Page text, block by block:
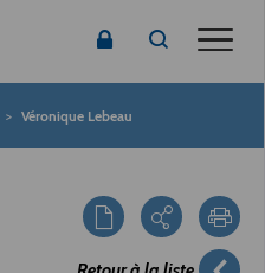
Véronique Lebeau